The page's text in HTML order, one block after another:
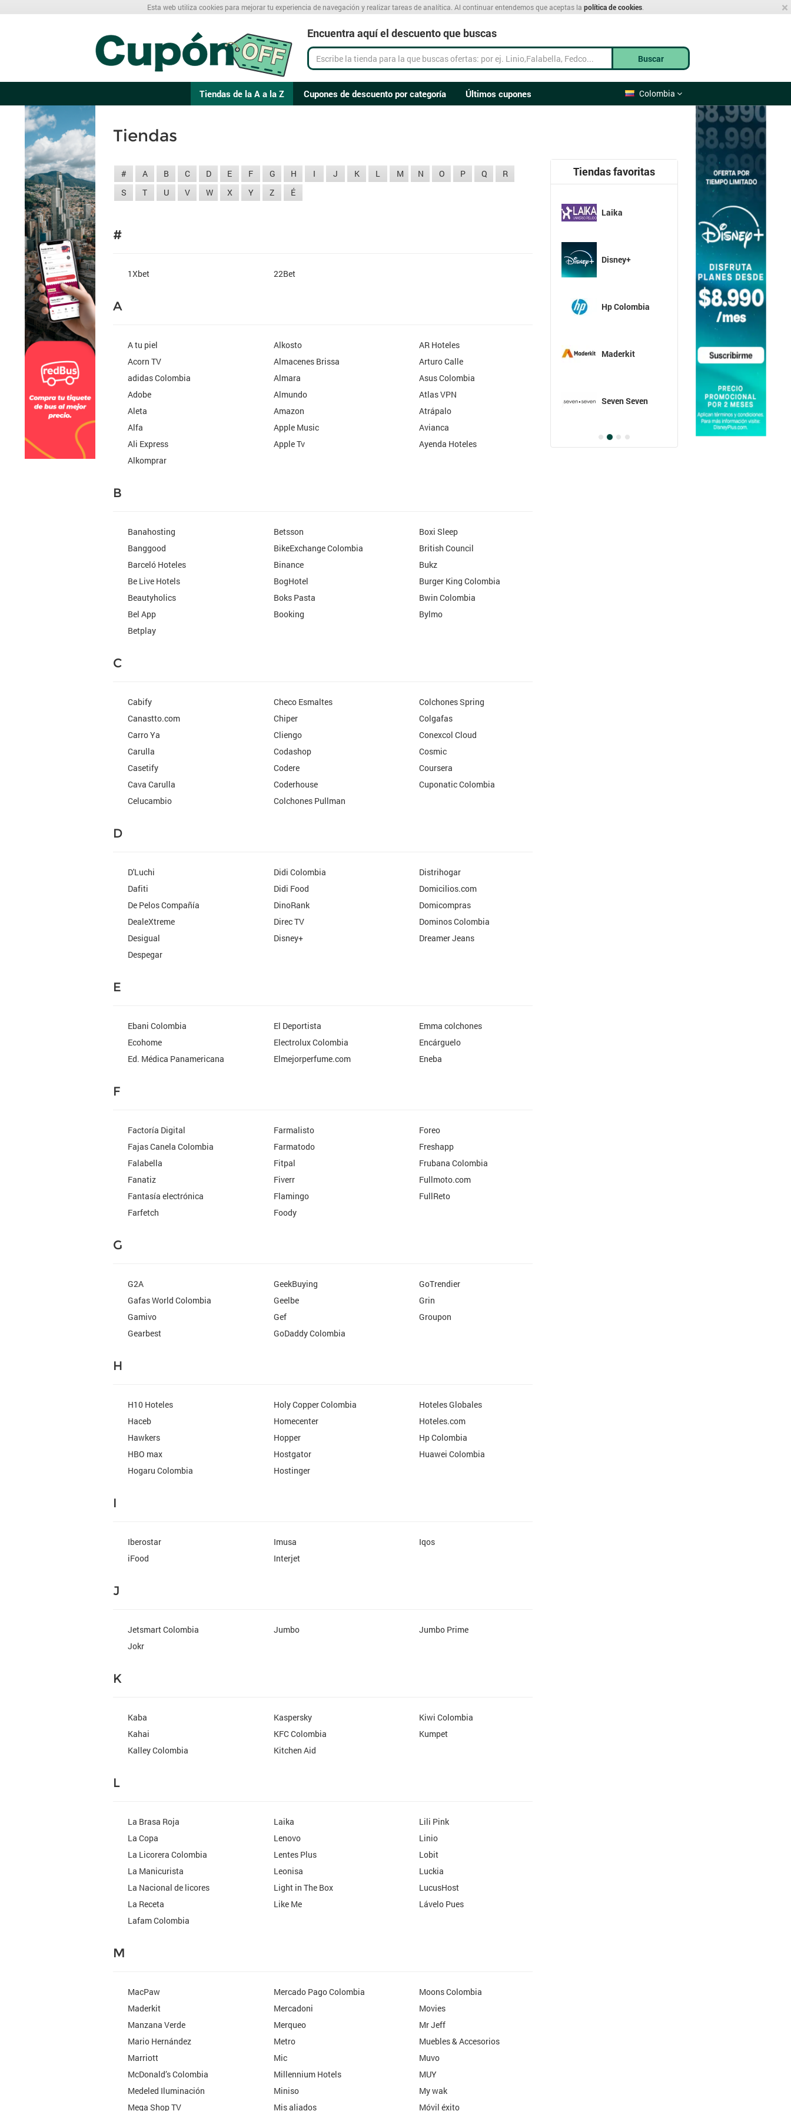
×
Esta web utiliza cookies para mejorar tu experiencia de navegación y realizar tareas de analítica. Al continuar entendemos que aceptas la política de cookies
Encuentra aquí el descuento que buscas
Buscar
Colombia
Tiendas de la A a la Z Cupones de descuento por categoría Últimos cupones
Tiendas
# A B C D E F G H I J K L M N O P Q
R
S
T U V W X Y Z É
#
1Xbet 22Bet
A
A tu piel
Acorn TV
adidas Colombia
Adobe
Aleta
Alfa
Ali Express
Alkomprar
Alkosto
Almacenes Brissa
Almara
Almundo
Amazon
Apple Music
Apple Tv
AR Hoteles
Arturo Calle
Asus Colombia
Atlas VPN
Atrápalo
Avianca
Ayenda Hoteles
B
Banahosting
Banggood
Barceló Hoteles
Be Live Hotels
Beautyholics
Bel App
Betplay
Betsson
BikeExchange Colombia
Binance
BogHotel
Boks Pasta
Booking
Boxi Sleep
British Council
Bukz
Burger King Colombia
Bwin Colombia
Bylmo
C
Cabify
Canastto.com
Carro Ya
Carulla
Casetify
Cava Carulla
Celucambio
Checo Esmaltes
Chiper
Cliengo
Codashop
Codere
Coderhouse
Colchones Pullman
Colchones Spring
Colgafas
Conexcol Cloud
Cosmic
Coursera
Cuponatic Colombia
D
D'Luchi
Dafiti
De Pelos Compañía
DealeXtreme
Desigual
Despegar
Didi Colombia
Didi Food
DinoRank
Direc TV
Disney+
Distrihogar
Domicilios.com
Domicompras
Dominos Colombia
Dreamer Jeans
E
Ebani Colombia
Ecohome
Ed. Médica Panamericana
El Deportista
Electrolux Colombia
Elmejorperfume.com
Emma colchones
Encárguelo
Eneba
F
Factoría Digital
Fajas Canela Colombia
Falabella
Fanatiz
Fantasía electrónica
Farfetch
Farmalisto
Farmatodo
Fitpal
Fiverr
Flamingo
Foody
Foreo
Freshapp
Frubana Colombia
Fullmoto.com
FullReto
G
G2A
Gafas World Colombia
Gamivo
Gearbest
GeekBuying
Geelbe
Gef
GoDaddy Colombia
GoTrendier
Grin
Groupon
H
H10 Hoteles
Haceb
Hawkers
HBO max
Hogaru Colombia
Holy Copper Colombia
Homecenter
Hopper
Hostgator
Hostinger
Hoteles Globales
Hoteles.com
Hp Colombia
Huawei Colombia
I
Iberostar
iFood
Imusa
Interjet
Iqos
J
Jetsmart Colombia
Jokr
Jumbo Jumbo Prime
K
Kaba
Kahai
Kalley Colombia
Kaspersky
KFC Colombia
Kitchen Aid
Kiwi Colombia
Kumpet
L
La Brasa Roja
La Copa
La Licorera Colombia
La Manicurista
La Nacional de licores
La Receta
Lafam Colombia
Laika
Lenovo
Lentes Plus
Leonisa
Light in The Box
Like Me
Lili Pink
Linio
Lobit
Luckia
LucusHost
Lávelo Pues
M
MacPaw
Maderkit
Manzana Verde
Mario Hernández
Marriott
McDonald’s Colombia
Medeled Iluminación
Mega Shop TV
Mercado Pago Colombia
Mercadoni
Merqueo
Metro
Mic
Millennium Hotels
Miniso
Mis aliados
Moons Colombia
Movies
Mr Jeff
Muebles & Accesorios
Muvo
MUY
My wak
Móvil éxito
Tiendas favoritas
Laika
Disney+
Hp Colombia
Maderkit
Seven Seven